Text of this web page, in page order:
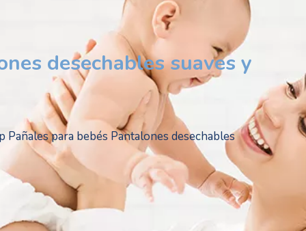
desechables suaves y
para bebés Pantalones desechables